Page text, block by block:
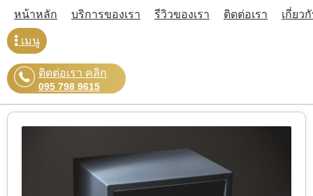
หน้าหลัก บริการของเรา รีวิวของเรา ติดต่อเรา เกี่ยว
เมนู
ติดต่อเรา คลิก
095 798 9615